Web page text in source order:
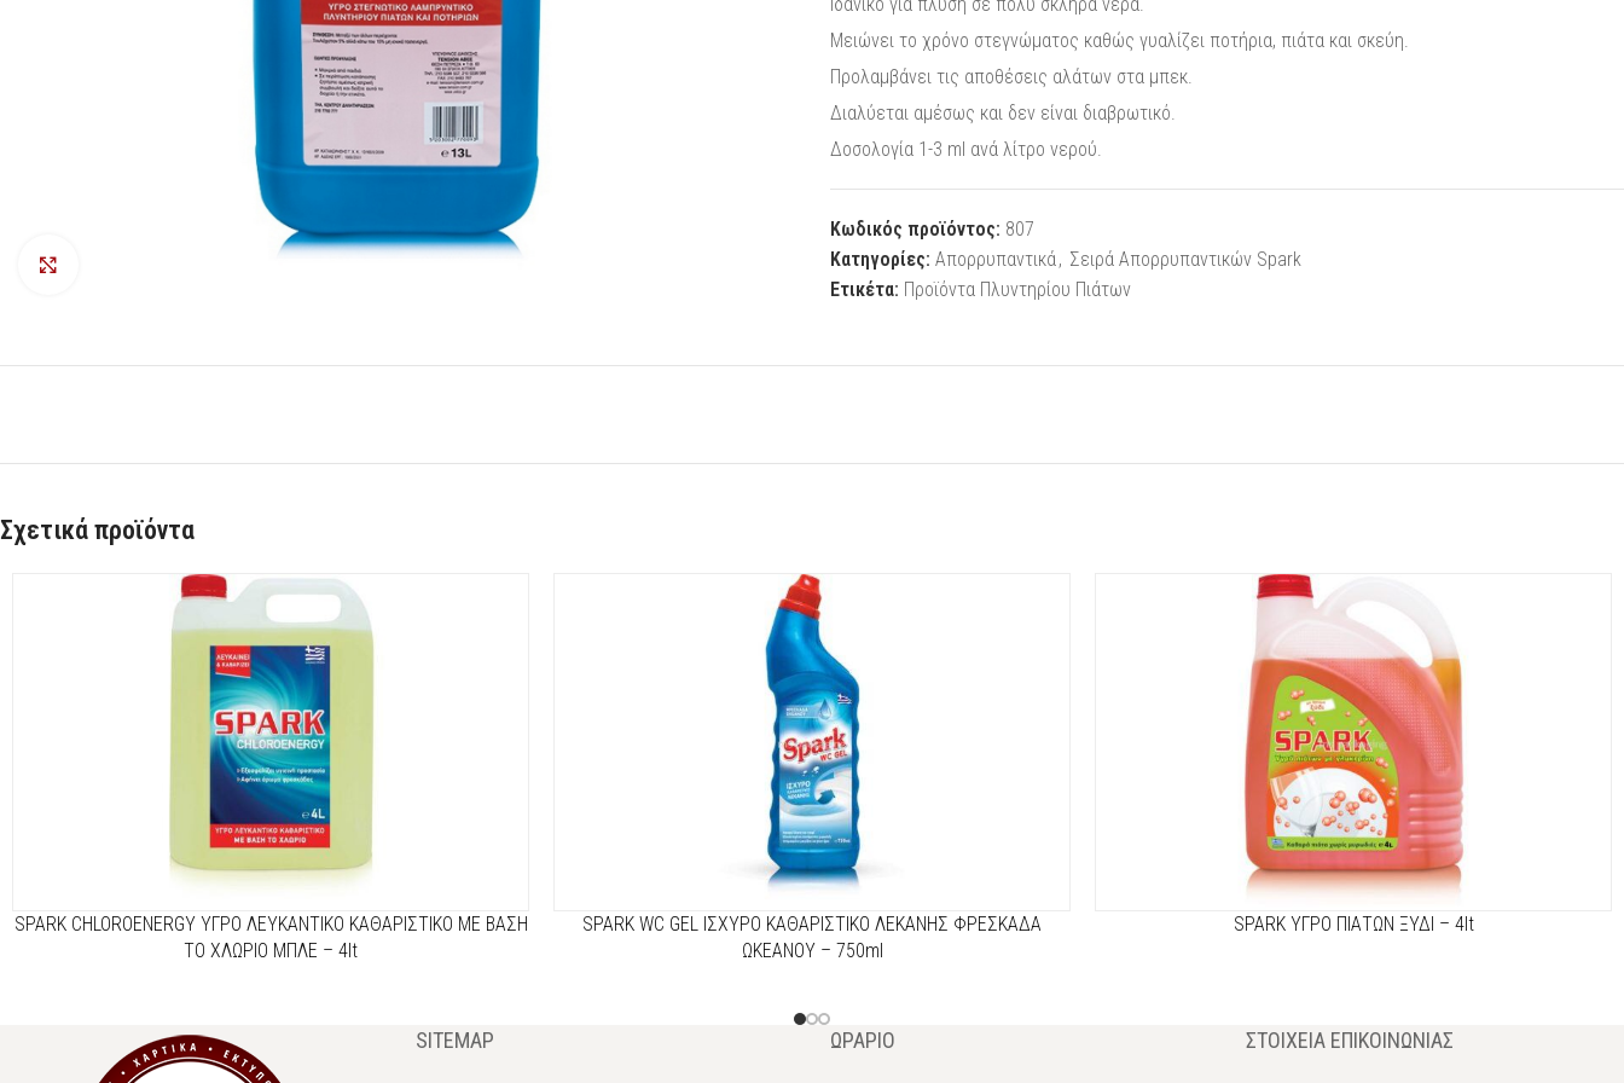
Μειώνει το χρόνο στεγνώματος καθώς γυαλίζει ποτήρια, πιάτα και σκεύη.
Προλαμβάνει τις αποθέσεις αλάτων στα μπεκ.
Διαλύεται αμέσως και δεν είναι διαβρωτικό.
Δοσολογία 1-3 ml ανά λίτρο νερού.
Κωδικός προϊόντος: 807
Κατηγορίες: Απορρυπαντικά, Σειρά Απορρυπαντικών Spark
Ετικέτα: Προϊόντα Πλυντηρίου Πιάτων
Σχετικά προϊόντα
SPARK CHLOROENERGY ΥΓΡΟ ΛΕΥΚΑΝΤΙΚΟ ΚΑΘΑΡΙΣΤΙΚΟ ΜΕ ΒΑΣΗ
ΤΟ ΧΛΩΡΙΟ ΜΠΛΕ – 4lt
SPARK WC GEL ΙΣΧΥΡΟ ΚΑΘΑΡΙΣΤΙΚΟ ΛΕΚΑΝΗΣ ΦΡΕΣΚΑΔΑ
ΩΚΕΑΝΟΥ – 750ml
SPARK ΥΓΡΟ ΠΙΑΤΩΝ ΞΥΔΙ – 4lt
SITEMAP ΩΡΆΡΙΟ ΣΤΟΙΧΕΊΑ ΕΠΙΚΟΙΝΩΝΊΑΣ